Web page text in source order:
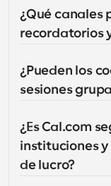
¿Qué canales
recordatorios
¿Pueden los
sesiones
¿Es Cal.com
instituciones
de lucro?